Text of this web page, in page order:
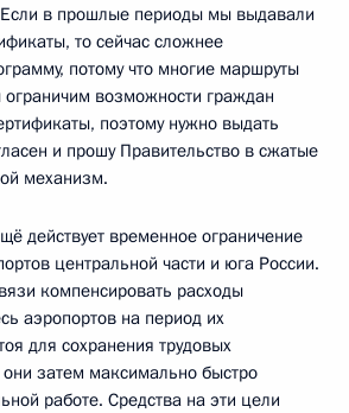
Если в прошлые периоды мы выдавали
то сейчас сложнее
потому что многие маршруты
возможности граждан
поэтому нужно выдать
и прошу Правительство в сжатые
механизм.
действует временное ограничение
центральной части и юга России.
компенсировать расходы
аэропортов на период их
для сохранения трудовых
затем максимально быстро
работе. Средства на эти цели